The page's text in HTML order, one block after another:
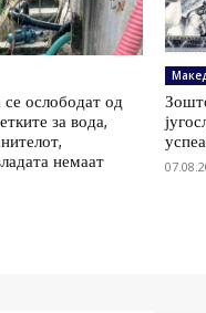
ослободат од
за вода,
немаат